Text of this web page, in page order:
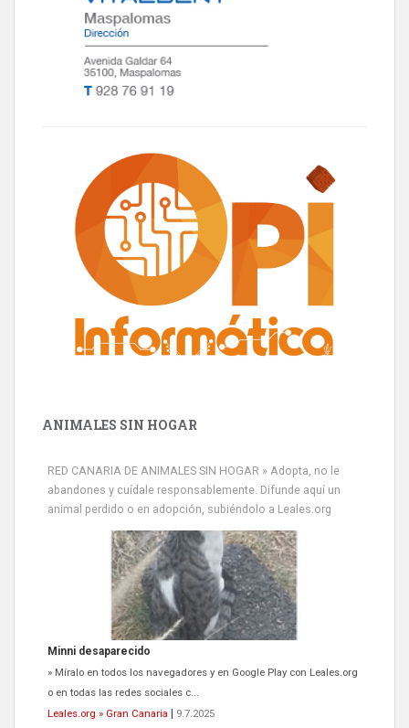
ANIMALES SIN HOGAR
RED CANARIA DE ANIMALES SIN HOGAR » Adopta, no le
abandones y cuídale responsablemente. Difunde aquí un
animal perdido o en adopción, subiéndolo a Leales.org
Minni desaparecido
» Míralo en todos los navegadores y en Google Play con Leales.org
o en todas las redes sociales c...
Leales.org » Gran Canaria
9.7.2025